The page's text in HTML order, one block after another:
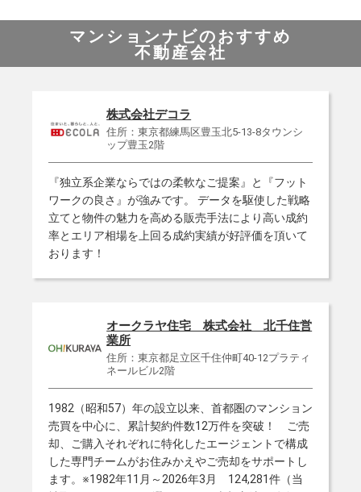
NEW!
NEW!
マンションナビのおすすめ
不動産会社
株式会社デコラ
住所：東京都練馬区豊玉北5-13-8タウンシ
ップ豊玉2階
『独立系企業ならではの柔軟なご提案』と『フット
ワークの良さ』が強みです。 データを駆使した戦略
立てと物件の魅力を高める販売手法により高い成約
率とエリア相場を上回る成約実績が好評価を頂いて
おります！
オークラヤ住宅 株式会社 北千住営
業所
住所：東京都足立区千住仲町40-12プラティ
ネールビル2階
1982（昭和57）年の設立以来、首都圏のマンション
売買を中心に、累計契約件数12万件を突破！ ご売
却、ご購入それぞれに特化したエージェントで構成
した専門チームがお住みかえやご売却をサポートし
ます。※1982年11月～2026年3月 124,281件（当